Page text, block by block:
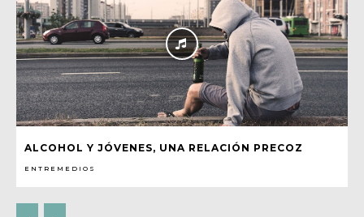
ALCOHOL Y JÓVENES, UNA RELACIÓN PRECOZ
ENTREMEDIOS